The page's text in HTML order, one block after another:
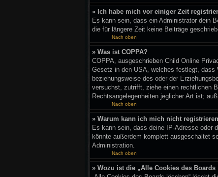
» Ich habe mich vor einiger Zeit
Es kann sein, dass ein Administrator dein
die für längere Zeit keine Beiträge
Nach oben
» Was ist COPPA?
COPPA, ausgeschrieben Child Online
Gesetz in den USA, welches festlegt, dass
beziehungsweise des oder der
versuchst, zutrifft, ziehe einen rechtlichen
Rechtsangelegenheiten jeglicher Art ist;
Nach oben
» Warum kann ich mich nicht
Es kann sein, dass deine IP-Adresse oder
könnte außerdem komplett ausgeschaltet
Administration.
Nach oben
» Wozu ist die „Alle Cookies des